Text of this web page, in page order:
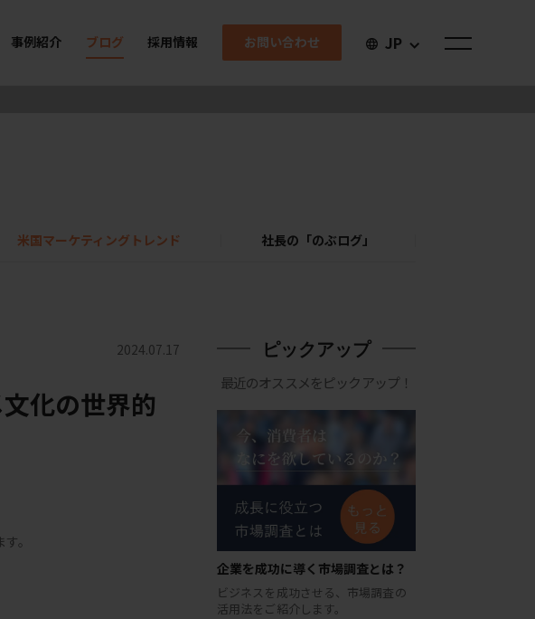
事例紹介 ブログ 採用情報 お問い合わせ JP
米国マーケティングトレンド 社長の「のぶログ」
2024.07.17
化の世界的
。
ピックアップ
最近のオススメをピックアップ！
企業を成功に導く市場調査とは？
ビジネスを成功させる、市場調査の
活用法をご紹介します。